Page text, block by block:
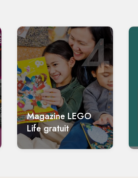
4
Magazine LEGO
Life gratuit